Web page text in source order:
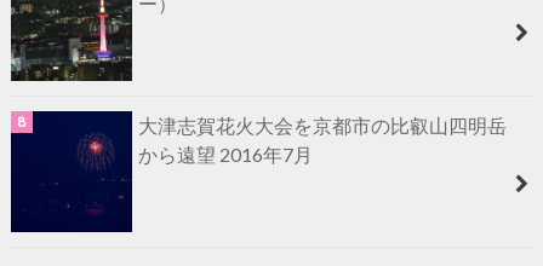
大津志賀花火大会を京都市の比叡山四明岳
から遠望 2016年7月